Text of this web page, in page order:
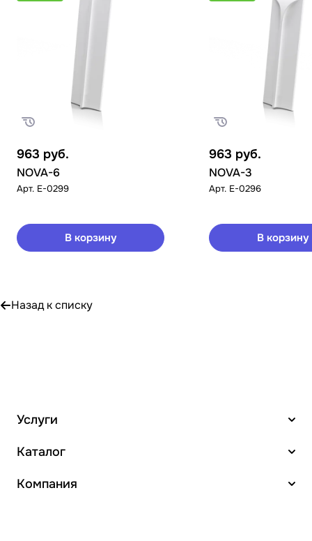
963 руб.
NOVA-6
Арт. E-0299
В корзину
963 руб.
NOVA-3
Арт. E-0296
В корзину
Назад к списку
Услуги
Каталог
Компания